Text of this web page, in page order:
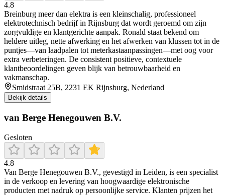
4.8
Breinburg meer dan elektra is een kleinschalig, professioneel
elektrotechnisch bedrijf in Rijnsburg dat wordt geroemd om zijn
zorgvuldige en klantgerichte aanpak. Ronald staat bekend om
heldere uitleg, nette afwerking en het afwerken van klussen tot in de
puntjes—van laadpalen tot meterkastaanpassingen—met oog voor
extra verbeteringen. De consistent positieve, contextuele
klantbeoordelingen geven blijk van betrouwbaarheid en
vakmanschap.
Smidstraat 25B, 2231 EK Rijnsburg, Nederland
Bekijk details
van Berge Henegouwen B.V.
Gesloten
4.8
Van Berge Henegouwen B.V., gevestigd in Leiden, is een specialist
in de verkoop en levering van hoogwaardige elektronische
producten met nadruk op persoonlijke service. Klanten prijzen het